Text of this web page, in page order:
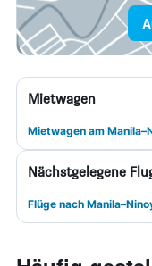
Mietwagen
Mietwagen am
Nächstgelegene
Flüge nach